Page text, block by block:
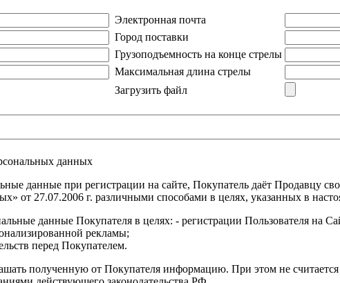
Электронная почта
Город поставки
Грузоподъемность на конце стрелы
Максимальная длина стрелы
Загрузить файл
данных
данные при регистрации на сайте, Покупатель даёт Продавцу
от 27.07.2006 г. различными способами в целях, указанных в
данные Покупателя в целях: - регистрации Пользователя на
рекламы;
перед Покупателем.
полученную от Покупателя информацию. При этом не